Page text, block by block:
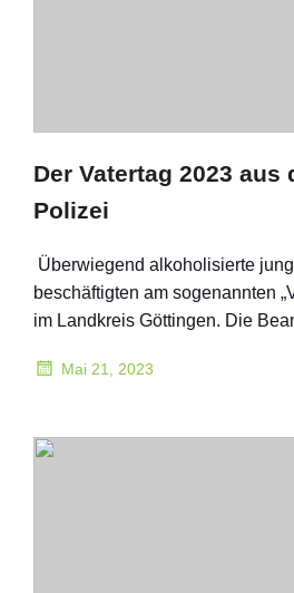
Der Vatertag 2023 aus
Polizei
Überwiegend alkoholisierte
beschäftigten am sogenannten
im Landkreis Göttingen. Die
Mai 21, 2023